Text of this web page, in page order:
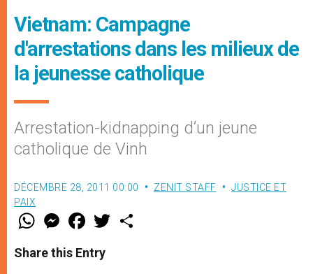
Vietnam: Campagne
d'arrestations dans les milieux de
la jeunesse catholique
Arrestation-kidnapping d’un jeune
catholique de Vinh
DÉCEMBRE 28, 2011 00:00 ZENIT STAFF
JUSTICE ET
PAIX
W
t
s
M
e
s
e
F
a
e
b
w
Share this Entry